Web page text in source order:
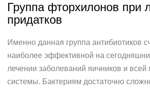
Группа фторхилонов при
придатков
Именно данная группа антибиотиков
наиболее эффективной на
лечении заболеваний яичников и
системы. Бактериям достаточно